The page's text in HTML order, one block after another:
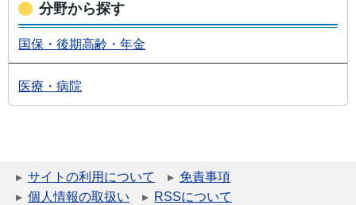
分野から探す
国保・後期高齢・年金
医療・病院
サイトの利用について
免責事項
個人情報の取扱い
RSSについて